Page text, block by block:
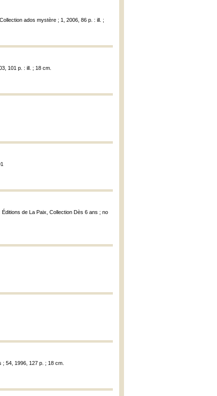
ados mystère ; 1, 2006, 86 p. : ill. ;
101 p. : ill. ; 18 cm.
de La Paix, Collection Dès 6 ans ; no
54, 1996, 127 p. ; 18 cm.